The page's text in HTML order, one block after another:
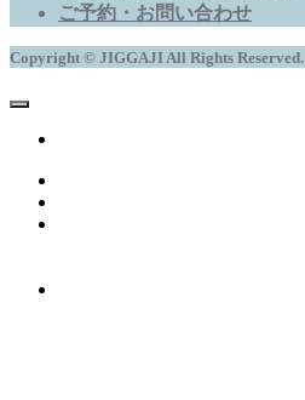
ご予約・お問い合わせ
Copyright © JIGGAJI All Rights Reserved.